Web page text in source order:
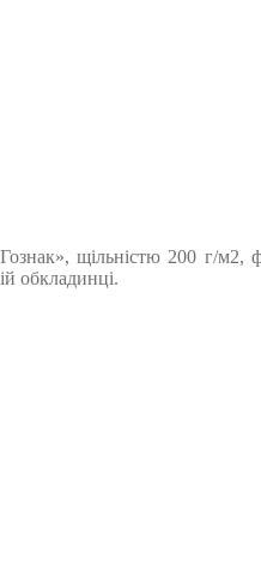
щільністю 200 г/
обкладинці.